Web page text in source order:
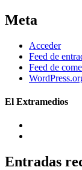
Meta
Acceder
Feed de
Feed de
El Extramedios
Entradas